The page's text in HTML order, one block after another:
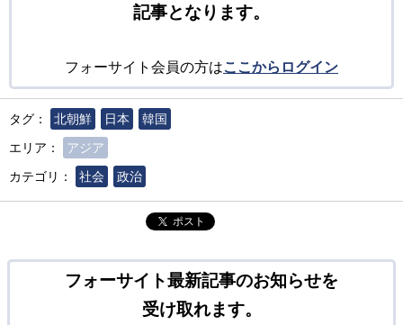
記事となります。
フォーサイト会員の方はここからログイン
タグ： 北朝鮮 日本
韓国
エリア：
アジア
カテゴリ：
社会 政治
ポスト
フォーサイト最新記事のお知らせを
受け取れます。